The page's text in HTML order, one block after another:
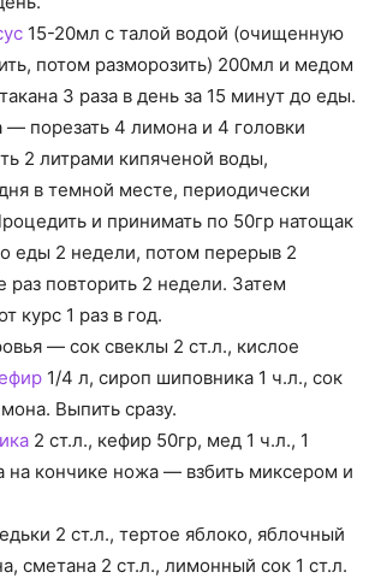
15-20мл с талой водой (очищенную
потом разморозить) 200мл и медом
3 раза в день за 15 минут до еды.
— порезать 4 лимона и 4 головки
2 литрами кипяченой воды,
в темной месте, периодически
и принимать по 50гр натощак
еды 2 недели, потом перерыв 2
раз повторить 2 недели. Затем
курс 1 раз в год.
— сок свеклы 2 ст.л., кислое
1/4 л, сироп шиповника 1 ч.л., сок
Выпить сразу.
2 ст.л., кефир 50гр, мед 1 ч.л., 1
на кончике ножа — взбить миксером и
2 ст.л., тертое яблоко, яблочный
сметана 2 ст.л., лимонный сок 1 ст.л.